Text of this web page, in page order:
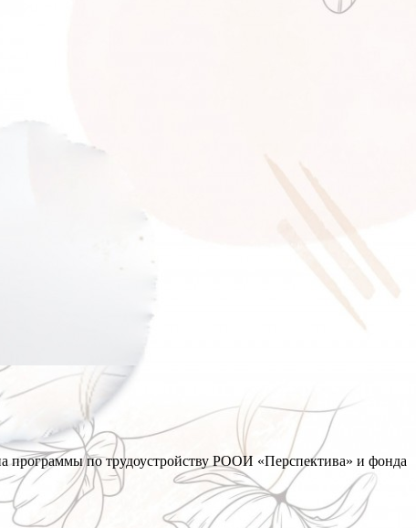
программы по трудоустройству РООИ «Перспектива» и фонда